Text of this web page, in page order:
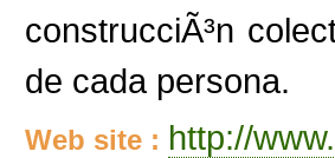
construcciÃ³n
de cada persona.
Web site : http://